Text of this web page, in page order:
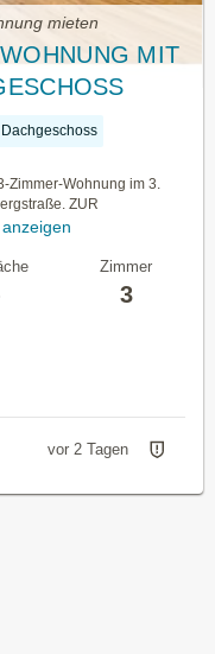
mieten
MIT
Dachgeschoss
Zimmer-Wohnung im 3.
ZUR
Zimmer
3
vor 2 Tagen